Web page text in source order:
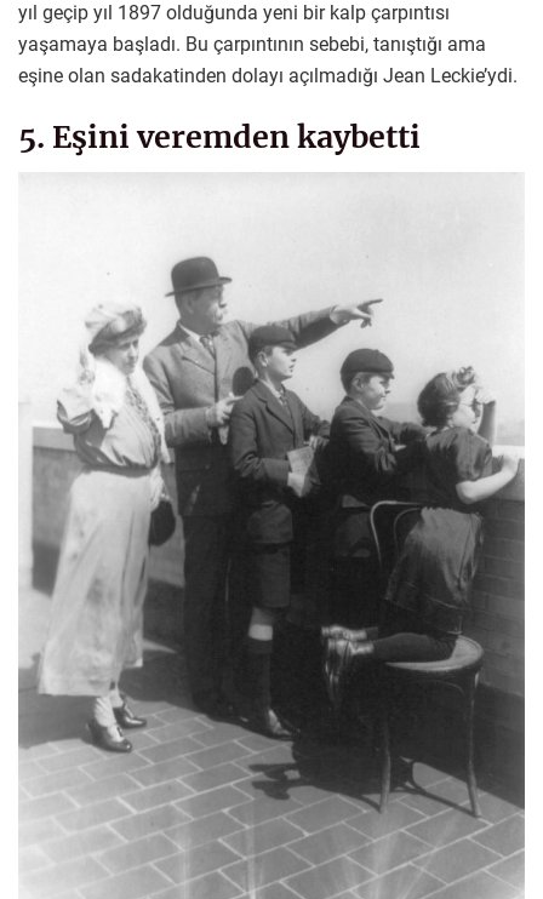
yıl geçip yıl 1897 olduğunda yeni bir kalp çarpıntısı
yaşamaya başladı. Bu çarpıntının sebebi, tanıştığı ama
eşine olan sadakatinden dolayı açılmadığı Jean Leckie’ydi.
5. Eşini veremden kaybetti